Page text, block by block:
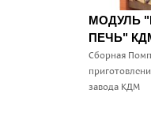
МОДУЛЬ
ПЕЧЬ"
Сборная
завода КДМ